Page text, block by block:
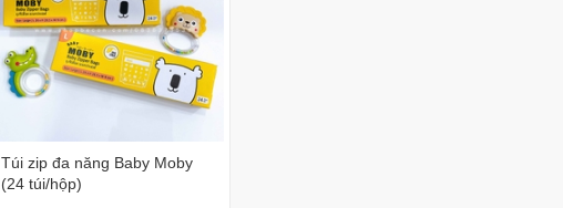
Túi zip đa năng Baby Moby
(24 túi/hộp)